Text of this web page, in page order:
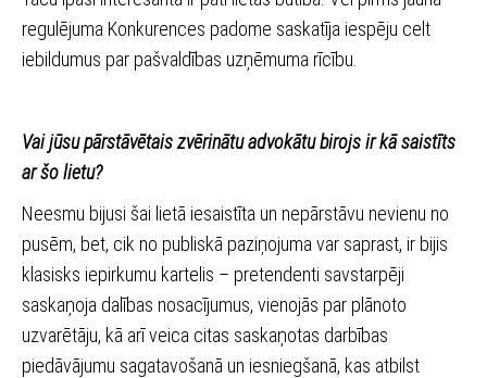
regulējuma Konkurences padome saskatīja iespēju celt
iebildumus par pašvaldības uzņēmuma rīcību.
Vai jūsu pārstāvētais zvērinātu advokātu birojs ir kā saistīts
ar šo lietu?
Neesmu bijusi šai lietā iesaistīta un nepārstāvu nevienu no
pusēm, bet, cik no publiskā paziņojuma var saprast, ir bijis
klasisks iepirkumu kartelis – pretendenti savstarpēji
saskaņoja dalības nosacījumus, vienojās par plānoto
uzvarētāju, kā arī veica citas saskaņotas darbības
piedāvājumu sagatavošanā un iesniegšanā, kas atbilst